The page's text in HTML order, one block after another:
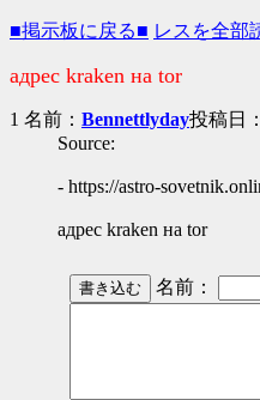
■掲示板に戻る■ レスを全部
адрес kraken на tor
1 名前： Bennettlyday投稿日
Source:
- https://astro-
адрес kraken на tor
名前：